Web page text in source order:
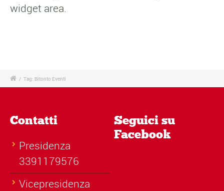
widget area.
/ Tag: Bitonto Eventi
Contatti
Presidenza
3391179576
Vicepresidenza
Seguici su
Facebook